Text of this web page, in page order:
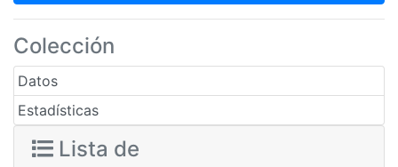
Colección
Datos
Estadísticas
Lista de